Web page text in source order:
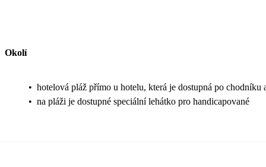
Okolí
• hotelová pláž přímo u hotelu, která je dostupná po chodníku
• na pláži je dostupné speciální lehátko pro handicapované